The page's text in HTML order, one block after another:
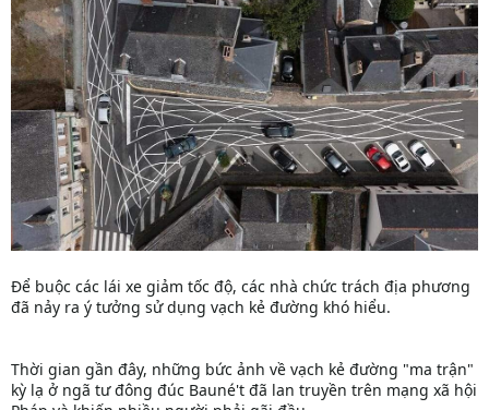
Để buộc các lái xe giảm tốc độ, các nhà chức trách địa phương
đã nảy ra ý tưởng sử dụng vạch kẻ đường khó hiểu.
Thời gian gần đây, những bức ảnh về vạch kẻ đường "ma trận"
kỳ lạ ở ngã tư đông đúc Bauné't đã lan truyền trên mạng xã hội